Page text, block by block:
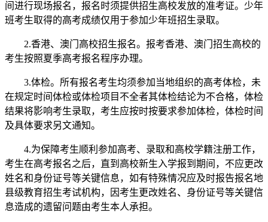
间进行现场报名，报名时须提供招生高校发放的准考证。少年
班考生取得的高考成绩仅用于参加少年班招生录取。
2.香港、澳门高校招生报名。报考香港、澳门招生高校的
考生按照夏季高考报名程序办理。
3.体检。所有报名考生均须参加当地组织的高考体检，未
在规定时间体检或体检项目不全者其体检结论为不合格，体检
结果将影响考生录取，考生应按时按要求参加体检，体检时间
及具体要求另文通知。
4.为保障考生顺利参加高考、录取和高校学籍注册工作，
考生在高考报名之后，直到高校新生入学报到期间，不应更改
姓名和身份证号等关键信息，如有特殊情况应及时报告报名地
县级教育招生考试机构，因考生更改姓名、身份证号等关键信
息造成的遗留问题由考生本人承担。